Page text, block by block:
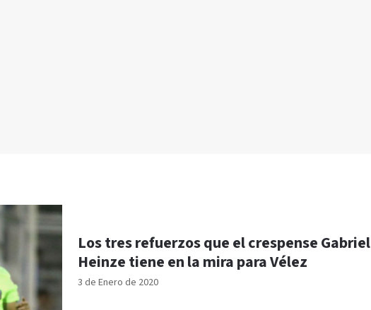
3 de Enero de 2020
Los tres refuerzos que el crespense Gabriel
Heinze tiene en la mira para Vélez